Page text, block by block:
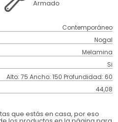
Armado
Contemporáneo
Nogal
Melamina
Si
Alto: 75 Ancho: 150 Profundidad: 60
44,08
que estás en casa, por eso